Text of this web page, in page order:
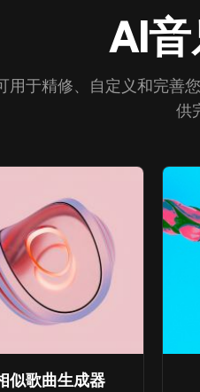
AI
用于精修、自定义和完善
供
似歌曲生成器